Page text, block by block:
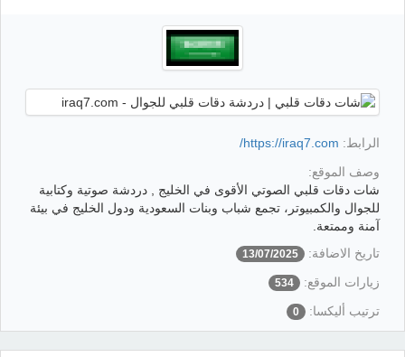
الرابط: https://iraq7.com/
وصف الموقع:
شات دقات قلبي الصوتي الأقوى في الخليج , دردشة صوتية وكتابية
للجوال والكمبيوتر، تجمع شباب وبنات السعودية ودول الخليج في بيئة
آمنة وممتعة.
تاريخ الاضافة:
13/07/2025
زيارات الموقع: 534
ترتيب أليكسا: 0